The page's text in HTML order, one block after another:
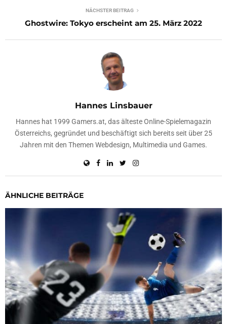
NÄCHSTER BEITRAG
Ghostwire: Tokyo erscheint am 25. März 2022
Hannes Linsbauer
Hannes hat 1999 Gamers.at, das älteste Online-Spielemagazin
Österreichs, gegründet und beschäftigt sich bereits seit über 25
Jahren mit den Themen Webdesign, Multimedia und Games.
ÄHNLICHE BEITRÄGE